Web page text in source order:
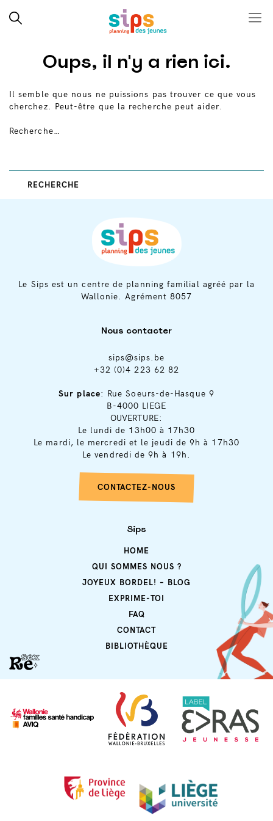
Rechercher
Oups, il n'y a rien ici.
Il semble que nous ne puissions pas trouver ce que vous
cherchez. Peut-être que la recherche peut aider.
Recherche…
Le Sips est un centre de planning familial agréé par la
Wallonie. Agrément 8057
Nous contacter
sips@sips.be
+32 (0)4 223 62 82
Sur place: Rue Soeurs-de-Hasque 9
B-4000 LIEGE
OUVERTURE:
Le lundi de 13h00 à 17h30
Le mardi, le mercredi et le jeudi de 9h à 17h30
Le vendredi de 9h à 19h.
CONTACTEZ-NOUS
Sips
HOME
QUI SOMMES NOUS ?
JOYEUX BORDEL! – BLOG
EXPRIME-TOI
FAQ
CONTACT
BIBLIOTHÈQUE